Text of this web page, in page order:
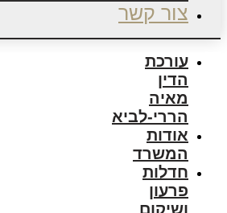
צור קשר
עורכת
הדין
מאיה
הררי-לביא
אודות
המשרד
חדלות
פרעון
ושיקום